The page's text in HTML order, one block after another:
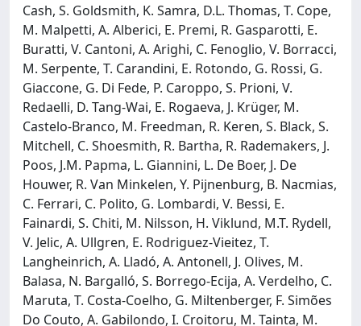
Cash, S. Goldsmith, K. Samra, D.L. Thomas, T. Cope,
M. Malpetti, A. Alberici, E. Premi, R. Gasparotti, E.
Buratti, V. Cantoni, A. Arighi, C. Fenoglio, V. Borracci,
M. Serpente, T. Carandini, E. Rotondo, G. Rossi, G.
Giaccone, G. Di Fede, P. Caroppo, S. Prioni, V.
Redaelli, D. Tang-Wai, E. Rogaeva, J. Krüger, M.
Castelo-Branco, M. Freedman, R. Keren, S. Black, S.
Mitchell, C. Shoesmith, R. Bartha, R. Rademakers, J.
Poos, J.M. Papma, L. Giannini, L. De Boer, J. De
Houwer, R. Van Minkelen, Y. Pijnenburg, B. Nacmias,
C. Ferrari, C. Polito, G. Lombardi, V. Bessi, E.
Fainardi, S. Chiti, M. Nilsson, H. Viklund, M.T. Rydell,
V. Jelic, A. Ullgren, E. Rodriguez-Vieitez, T.
Langheinrich, A. Lladó, A. Antonell, J. Olives, M.
Balasa, N. Bargalló, S. Borrego-Ecija, A. Verdelho, C.
Maruta, T. Costa-Coelho, G. Miltenberger, F. Simões
Do Couto, A. Gabilondo, I. Croitoru, M. Tainta, M.